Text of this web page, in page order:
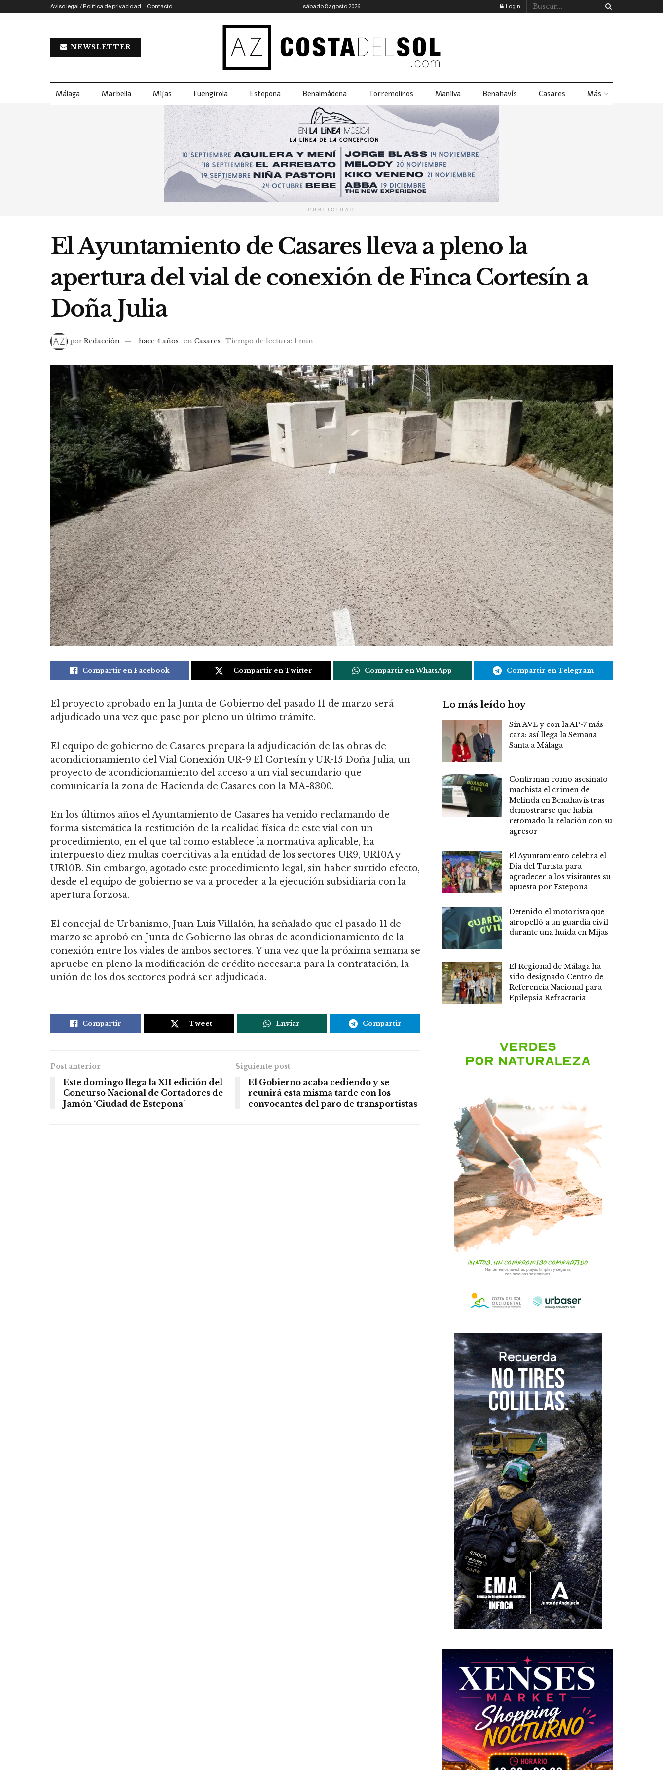
Aviso legal / Política de privacidad Contacto sábado 8 agosto 2026 Login
NEWSLETTER
Málaga Marbella Mijas Fuengirola Estepona Benalmádena Torremolinos Manilva Benahavís Casares Más
PUBLICIDAD
El Ayuntamiento de Casares lleva a pleno la
apertura del vial de conexión de Finca Cortesín a
Doña Julia
por Redacción hace 4 años en Casares Tiempo de lectura: 1 min
Compartir en Facebook Compartir en Twitter Compartir en WhatsApp Compartir en Telegram
El proyecto aprobado en la Junta de Gobierno del pasado 11 de marzo será
adjudicado una vez que pase por pleno un último trámite.
El equipo de gobierno de Casares prepara la adjudicación de las obras de
acondicionamiento del Vial Conexión UR-9 El Cortesín y UR-15 Doña Julia, un
proyecto de acondicionamiento del acceso a un vial secundario que
comunicaría la zona de Hacienda de Casares con la MA-8300.
En los últimos años el Ayuntamiento de Casares ha venido reclamando de
forma sistemática la restitución de la realidad física de este vial con un
procedimiento, en el que tal como establece la normativa aplicable, ha
interpuesto diez multas coercitivas a la entidad de los sectores UR9, UR10A y
UR10B. Sin embargo, agotado este procedimiento legal, sin haber surtido efecto,
desde el equipo de gobierno se va a proceder a la ejecución subsidiaria con la
apertura forzosa.
El concejal de Urbanismo, Juan Luis Villalón, ha señalado que el pasado 11 de
marzo se aprobó en Junta de Gobierno las obras de acondicionamiento de la
conexión entre los viales de ambos sectores. Y una vez que la próxima semana se
apruebe en pleno la modificación de crédito necesaria para la contratación, la
unión de los dos sectores podrá ser adjudicada.
Compartir Tweet Enviar Compartir
Post anterior
Este domingo llega la XII edición del
Concurso Nacional de Cortadores de
Jamón ‘Ciudad de Estepona’
Siguiente post
El Gobierno acaba cediendo y se
reunirá esta misma tarde con los
convocantes del paro de transportistas
Lo más leído hoy
Sin AVE y con la AP-7 más
cara: así llega la Semana
Santa a Málaga
Confirman como asesinato
machista el crimen de
Melinda en Benahavís tras
demostrarse que había
retomado la relación con su
agresor
El Ayuntamiento celebra el
Día del Turista para
agradecer a los visitantes su
apuesta por Estepona
Detenido el motorista que
atropelló a un guardia civil
durante una huida en Mijas
El Regional de Málaga ha
sido designado Centro de
Referencia Nacional para
Epilepsia Refractaria